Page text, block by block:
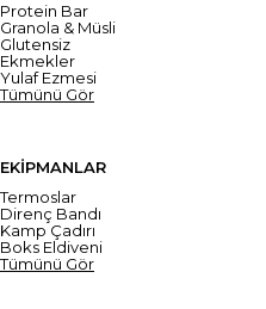
Protein Bar
Granola & Müsli
Glutensiz
Ekmekler
Yulaf Ezmesi
Tümünü Gör
EKİPMANLAR
Termoslar
Direnç Bandı
Kamp Çadırı
Boks Eldiveni
Tümünü Gör